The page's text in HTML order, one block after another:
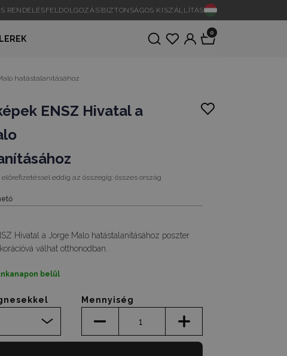
RENDELÉSFELDOLGOZÁS BIZTONSÁGOS KISZÁLLÍTÁS
0
hatástalanításához
ENSZ Hivatal a
eddig az összegig: összes ország
Hivatal a Jorge Malo hatástalanításához poszter
válhat otthonodban.
belül
Mennyiség